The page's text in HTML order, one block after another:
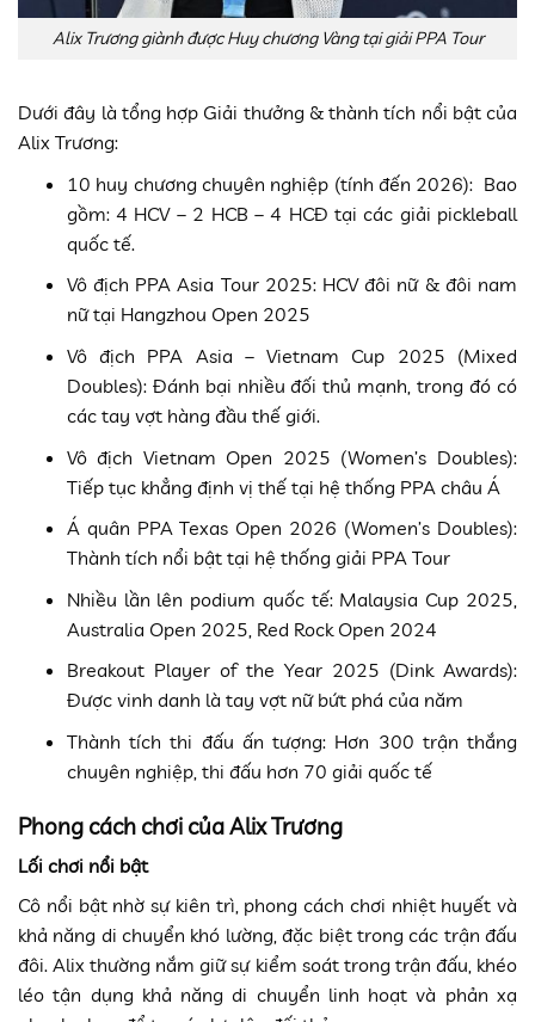
Alix Trương giành được Huy chương Vàng tại giải PPA Tour
Dưới đây là tổng hợp Giải thưởng & thành tích nổi bật của
Alix Trương:
10 huy chương chuyên nghiệp (tính đến 2026): Bao
gồm: 4 HCV – 2 HCB – 4 HCĐ tại các giải pickleball
quốc tế.
Vô địch PPA Asia Tour 2025: HCV đôi nữ & đôi nam
nữ tại Hangzhou Open 2025
Vô địch PPA Asia – Vietnam Cup 2025 (Mixed
Doubles): Đánh bại nhiều đối thủ mạnh, trong đó có
các tay vợt hàng đầu thế giới.
Vô địch Vietnam Open 2025 (Women’s Doubles):
Tiếp tục khẳng định vị thế tại hệ thống PPA châu Á
Á quân PPA Texas Open 2026 (Women’s Doubles):
Thành tích nổi bật tại hệ thống giải PPA Tour
Nhiều lần lên podium quốc tế: Malaysia Cup 2025,
Australia Open 2025, Red Rock Open 2024
Breakout Player of the Year 2025 (Dink Awards):
Được vinh danh là tay vợt nữ bứt phá của năm
Thành tích thi đấu ấn tượng: Hơn 300 trận thắng
chuyên nghiệp, thi đấu hơn 70 giải quốc tế
Phong cách chơi của Alix Trương
Lối chơi nổi bật
Cô nổi bật nhờ sự kiên trì, phong cách chơi nhiệt huyết và
khả năng di chuyển khó lường, đặc biệt trong các trận đấu
đôi. Alix thường nắm giữ sự kiểm soát trong trận đấu, khéo
léo tận dụng khả năng di chuyển linh hoạt và phản xạ